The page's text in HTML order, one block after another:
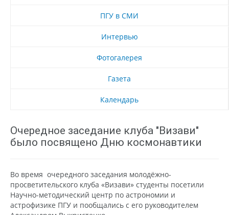
ПГУ в СМИ
Интервью
Фотогалерея
Газета
Календарь
Очередное заседание клуба "Визави"
было посвящено Дню космонавтики
Во время очередного заседания молодёжно-
просветительского клуба «Визави» студенты посетили
Научно-методический центр по астрономии и
астрофизике ПГУ и пообщались с его руководителем